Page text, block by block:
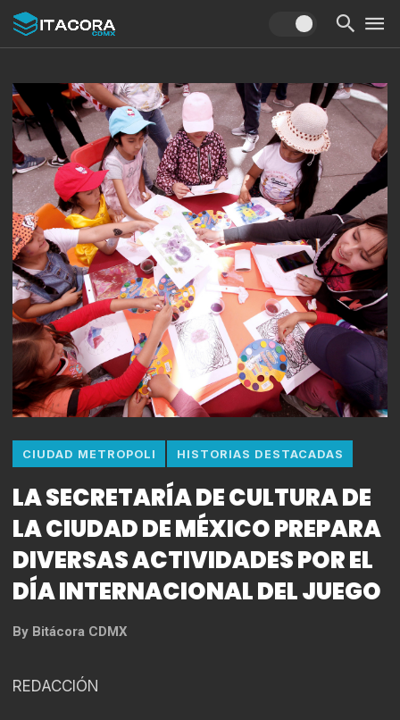
CIUDAD METROPOLI HISTORIAS DESTACADAS
LA SECRETARÍA DE CULTURA DE
LA CIUDAD DE MÉXICO PREPARA
DIVERSAS ACTIVIDADES POR EL
DÍA INTERNACIONAL DEL JUEGO
By Bitácora CDMX
REDACCIÓN